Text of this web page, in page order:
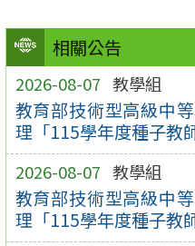
相關公告
2026-08-07 教學組
教育部技術型高級中
理「115學年度種子教
2026-08-07 教學組
教育部技術型高級中
理「115學年度種子教